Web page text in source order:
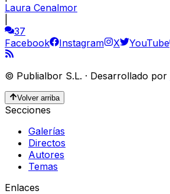
Laura Cenalmor
37
Facebook
Instagram X YouTube
© Publialbor S.L. · Desarrollado por
Volver arriba
Secciones
Galerías
Directos
Autores
Temas
Enlaces